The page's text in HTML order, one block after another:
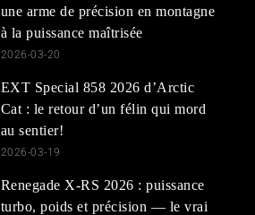
une arme de précision en montagne
à la puissance maîtrisée
2026-03-20
EXT Special 858 2026 d’Arctic
Cat : le retour d’un félin qui mord
au sentier!
2026-03-19
Renegade X-RS 2026 : puissance
turbo, poids et précision — le vrai